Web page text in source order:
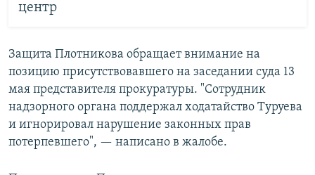
центр
Защита Плотникова обращает внимание на
позицию присутствовавшего на заседании суда 13
мая представителя прокуратуры. "Сотрудник
надзорного органа поддержал ходатайство Туруева
и игнорировал нарушение законных прав
потерпевшего", — написано в жалобе.